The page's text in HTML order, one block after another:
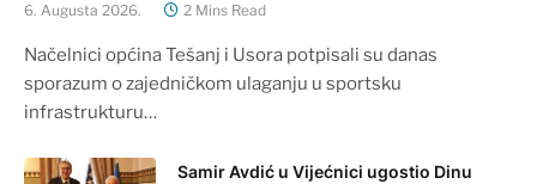
6. Augusta 2026. 2 Mins Read
Načelnici općina Tešanj i Usora potpisali su danas
sporazum o zajedničkom ulaganju u sportsku
infrastrukturu…
Samir Avdić u Vijećnici ugostio Dinu